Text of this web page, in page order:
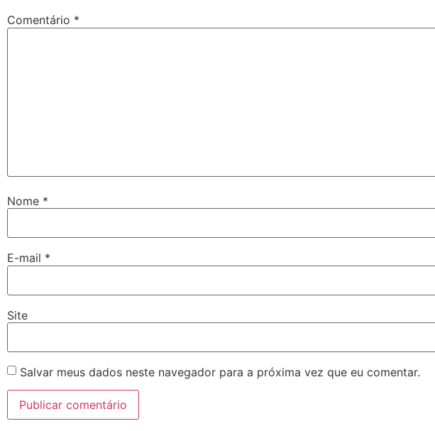
Comentário *
Nome *
E-mail *
Site
Salvar meus dados neste navegador para a próxima vez que eu comentar.